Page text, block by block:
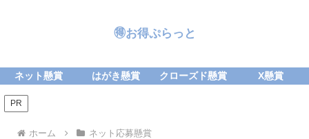
🉐お得ぷらっと
ネット懸賞 はがき懸賞 クローズド懸賞 X懸賞
PR
ホーム ネット応募懸賞